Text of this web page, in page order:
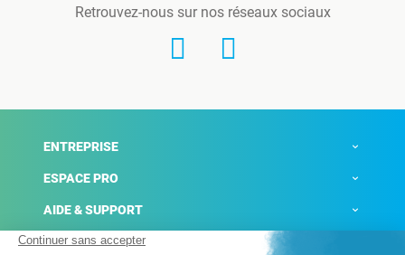
Retrouvez-nous sur nos réseaux sociaux
ENTREPRISE
ESPACE PRO
AIDE & SUPPORT
ACTUALITÉS